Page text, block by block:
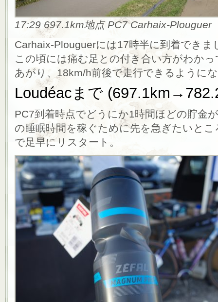
17:29 697.1km地点 PC7 Carhaix-Plouguer
Carhaix-Plouguerには17時半に到着できま
この頃には痛む足との付き合い方がわか
あがり、18km/h前後で走行できるように
Loudéacまで
PC7到着時点でどうにか1時間ほどの貯金
の睡眠時間を稼ぐために先を急ぎたいと
で足早にリスタート。